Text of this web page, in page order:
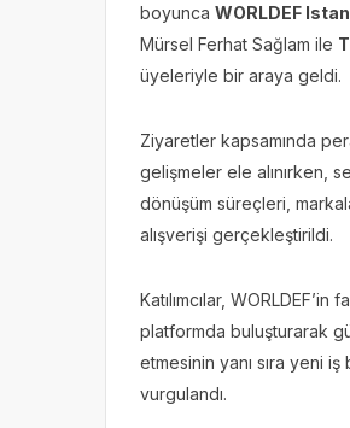
boyunca WORLDEF
Mürsel Ferhat Sağlam ile
üyeleriyle bir araya geldi.
Ziyaretler kapsamında
gelişmeler ele alınırken,
dönüşüm süreçleri,
alışverişi gerçekleştirildi.
Katılımcılar,
platformda buluşturarak
etmesinin yanı sıra yeni
vurgulandı.